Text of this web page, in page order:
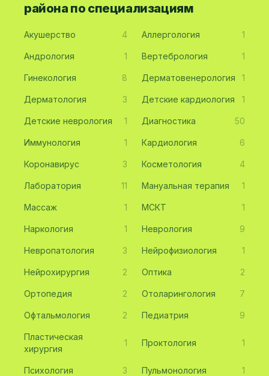
района по специализациям
Акушерство 4 Аллергология 1
Андрология 1 Вертебрология 1
Гинекология 8 Дерматовенерология 1
Дерматология 3 Детские кардиология 1
Детские неврология 1 Диагностика 50
Иммунология 1 Кардиология 6
Коронавирус 3 Косметология 4
Лаборатория 11 Мануальная терапия 1
Массаж 1 МСКТ 1
Наркология 1 Неврология 9
Невропатология 3 Нейрофизиология 1
Нейрохирургия 2 Оптика 2
Ортопедия 2 Отоларингология 7
Офтальмология 2 Педиатрия 9
Пластическая
хирургия
1 Проктология 1
Психология 3 Пульмонология 1